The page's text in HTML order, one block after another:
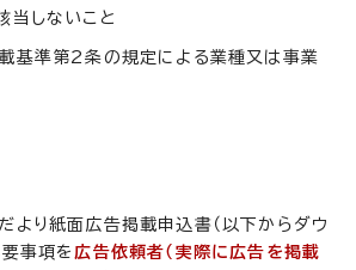
当しないこと
基準第2条の規定による業種又は事業
より紙面広告掲載申込書（以下からダウ
要事項を 広告依頼者（実際に広告を掲載